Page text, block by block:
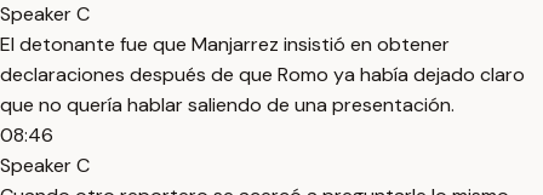
Speaker C
El detonante fue que Manjarrez insistió en obtener
declaraciones después de que Romo ya había dejado claro
que no quería hablar saliendo de una presentación.
08:46
Speaker C